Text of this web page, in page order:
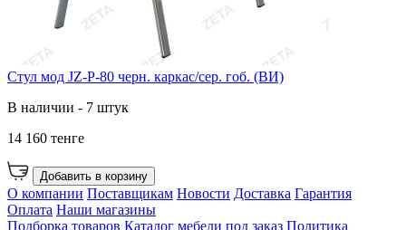
Cтул мод JZ-P-80 черн. каркас/сер. гоб. (ВИ)
В наличии - 7 штук
14 160 тенге
Добавить в корзину
О компании Поставщикам Новости Доставка Гарантия
Оплата Наши магазины
Подборка товаров Каталог мебели под заказ Политика